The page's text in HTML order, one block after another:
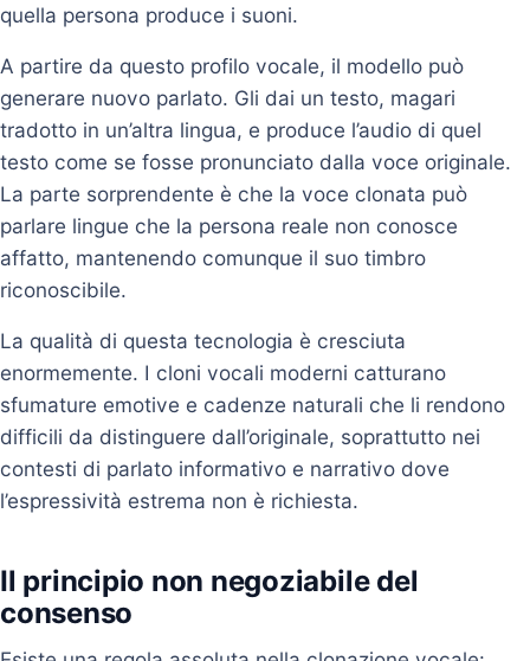
quella persona produce i suoni.
A partire da questo profilo vocale, il modello può
generare nuovo parlato. Gli dai un testo, magari
tradotto in un’altra lingua, e produce l’audio di quel
testo come se fosse pronunciato dalla voce originale.
La parte sorprendente è che la voce clonata può
parlare lingue che la persona reale non conosce
affatto, mantenendo comunque il suo timbro
riconoscibile.
La qualità di questa tecnologia è cresciuta
enormemente. I cloni vocali moderni catturano
sfumature emotive e cadenze naturali che li rendono
difficili da distinguere dall’originale, soprattutto nei
contesti di parlato informativo e narrativo dove
l’espressività estrema non è richiesta.
Il principio non negoziabile del
consenso